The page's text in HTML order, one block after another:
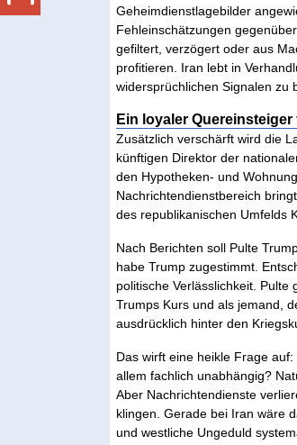
Geheimdienstlagebilder
Fehleinschätzungen
gefiltert, verzögert oder aus
profitieren. Iran lebt in
widersprüchlichen Signalen zu
Ein loyaler
Zusätzlich verschärft wird die
künftigen Direktor der
den Hypotheken- und
Nachrichtendienstbereich
des republikanischen Umfelds
Nach Berichten soll Pulte
habe Trump zugestimmt.
politische Verlässlichkeit.
Trumps Kurs und als jemand,
ausdrücklich hinter den
Das wirft eine heikle Frage
allem fachlich unabhängig?
Aber Nachrichtendienste
klingen. Gerade bei Iran wäre
und westliche Ungeduld